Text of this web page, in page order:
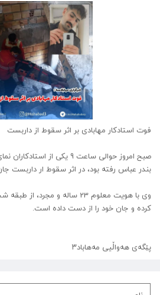
فوت استادکار مهابادی بر اثر سقوط از داربست
صبح امروز حوالی ساعت 9 یکی از
بندر عباس رفته بود، در اثر سقوط ار داربست
وی با هویت معلوم 23 ساله و
کرده و جان خود را از دست داده است.
پێگەی هەواڵیی مەهاباد۳